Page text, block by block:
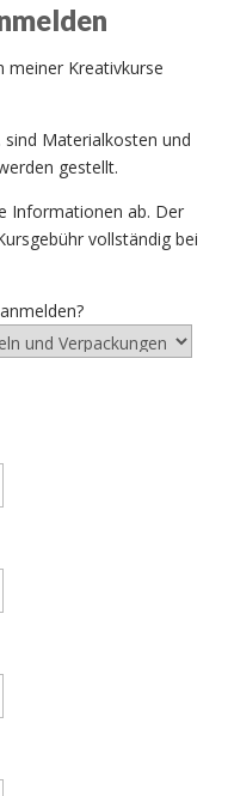
meiner Kreativkurse
sind Materialkosten und
gestellt.
Informationen ab. Der
vollständig bei